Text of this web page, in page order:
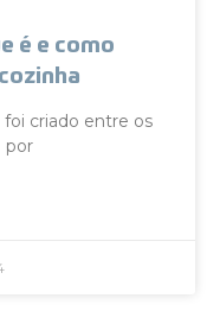
é e como
criado entre os
por